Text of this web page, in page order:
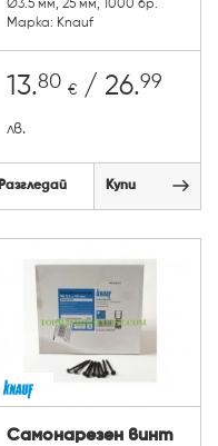
Ø3.5 мм, 25 мм, 1000 бр.
Марка: Knauf
13.80 € / 26.99
лв.
Разгледай Купи
Самонарезен винт